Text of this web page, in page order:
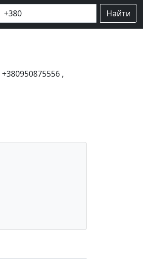
Найти
+380950875556 ,